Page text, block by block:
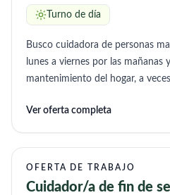
Turno de día
Busco cuidadora de personas
lunes a viernes por las mañanas
mantenimiento del hogar, a
Ver oferta completa
OFERTA DE TRABAJO
Cuidador/a de fin de